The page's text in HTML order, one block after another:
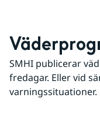
SMHI publicerar
fredagar. Eller vid
varningssituationer.